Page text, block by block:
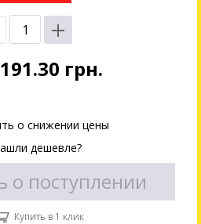
191.30 грн.
о снижении цены
дешевле?
о поступлении
Купить в 1 клик